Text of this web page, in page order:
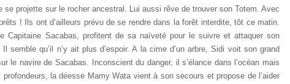
se projette sur le rocher ancestral. Lui aussi rêve de trouver son Totem. Avec
! Ils ont d’ailleurs prévu de se rendre dans la forêt interdite, tôt ce matin.
Capitaine Sacabas, profitent de sa naïveté pour le suivre et attaquer son
qu’il n’y ait plus d’espoir. A la cime d’un arbre, Sidi voit son grand
le navire de Sacabas. Inconscient du danger, il s’élance dans l’océan mais
la déesse Mamy Wata vient à son secours et propose de l’aider